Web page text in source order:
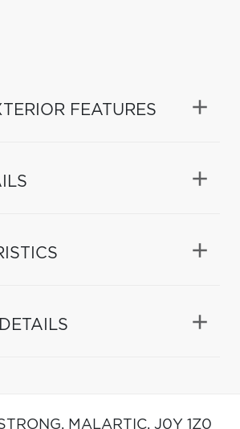
FEATURES
MALARTIC, J0Y 1Z0